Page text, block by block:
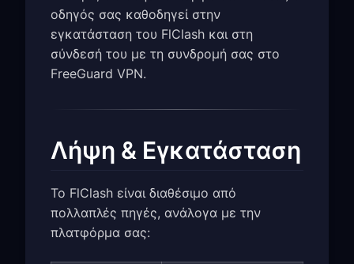
οδηγός σας καθοδηγεί στην
εγκατάσταση του FlClash και στη
σύνδεσή του με τη συνδρομή σας στο
FreeGuard VPN.
Λήψη & Εγκατάσταση
Το FlClash είναι διαθέσιμο από
πολλαπλές πηγές, ανάλογα με την
πλατφόρμα σας: